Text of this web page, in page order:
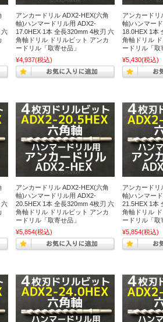
六
アンカードリル ADX2-HEX(六角
軸)ハンマードリル用 ADX2-
17.0HEX 1本 全長320mm 4枚刃 六
角軸ドリル ドリルビット アンカ
ードリル「取寄せ品」
¥4,937(税込)
アンカードリ
軸)ハンマー
18.0HEX 1本
角軸ドリル
ードリル「取
¥5,430(税込)
六
アンカードリル ADX2-HEX(六角
軸)ハンマードリル用 ADX2-
20.5HEX 1本 全長320mm 4枚刃 六
角軸ドリル ドリルビット アンカ
ードリル「取寄せ品」
¥5,854(税込)
アンカードリ
軸)ハンマー
21.5HEX 1本
角軸ドリル
ードリル「取
¥5,854(税込)